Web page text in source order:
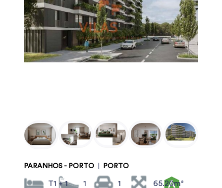
PARANHOS - PORTO PORTO
T1 + 1 1 1 65.20m²